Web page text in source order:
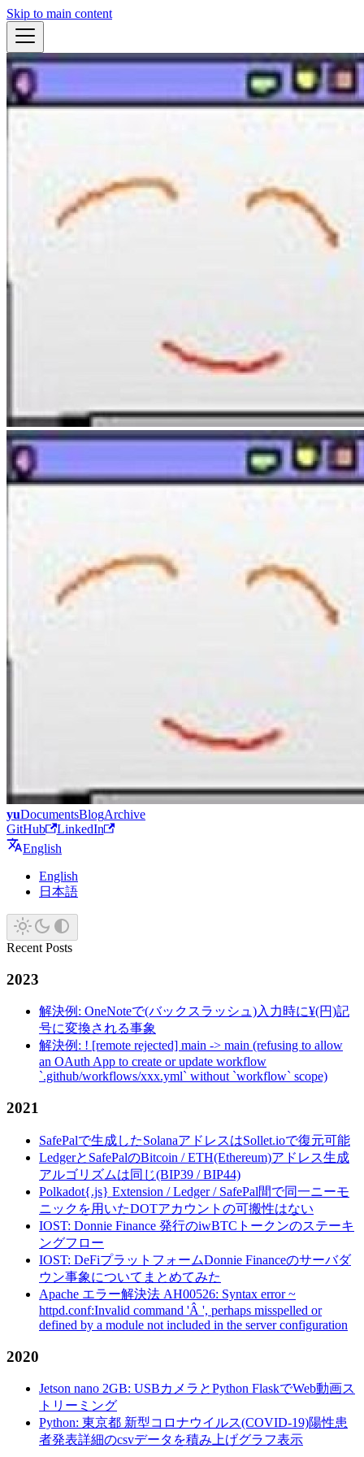
Skip to main content
yuDocumentsBlogArchive
GitHub
LinkedIn
English
English
日本語
Recent Posts
2023
解決例: OneNoteで(バックスラッシュ)入力時に¥(円)記
号に変換される事象
解決例: ! [remote rejected] main -> main (refusing to allow
an OAuth App to create or update workflow
`.github/workflows/xxx.yml` without `workflow` scope)
2021
SafePalで生成したSolanaアドレスはSollet.ioで復元可能
LedgerとSafePalのBitcoin / ETH(Ethereum)アドレス生成
アルゴリズムは同じ(BIP39 / BIP44)
Polkadot{.js} Extension / Ledger / SafePal間で同一ニーモ
ニックを用いたDOTアカウントの可搬性はない
IOST: Donnie Finance 発行のiwBTCトークンのステーキ
ングフロー
IOST: DeFiプラットフォームDonnie Financeのサーバダ
ウン事象についてまとめてみた
Apache エラー解決法 AH00526: Syntax error ~
httpd.conf:Invalid command 'Â ', perhaps misspelled or
defined by a module not included in the server configuration
2020
Jetson nano 2GB: USBカメラとPython FlaskでWeb動画ス
トリーミング
Python: 東京都 新型コロナウイルス(COVID-19)陽性患
者発表詳細のcsvデータを積み上げグラフ表示